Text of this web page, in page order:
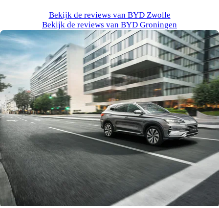
Bekijk de reviews van BYD Zwolle
Bekijk de reviews van BYD Groningen